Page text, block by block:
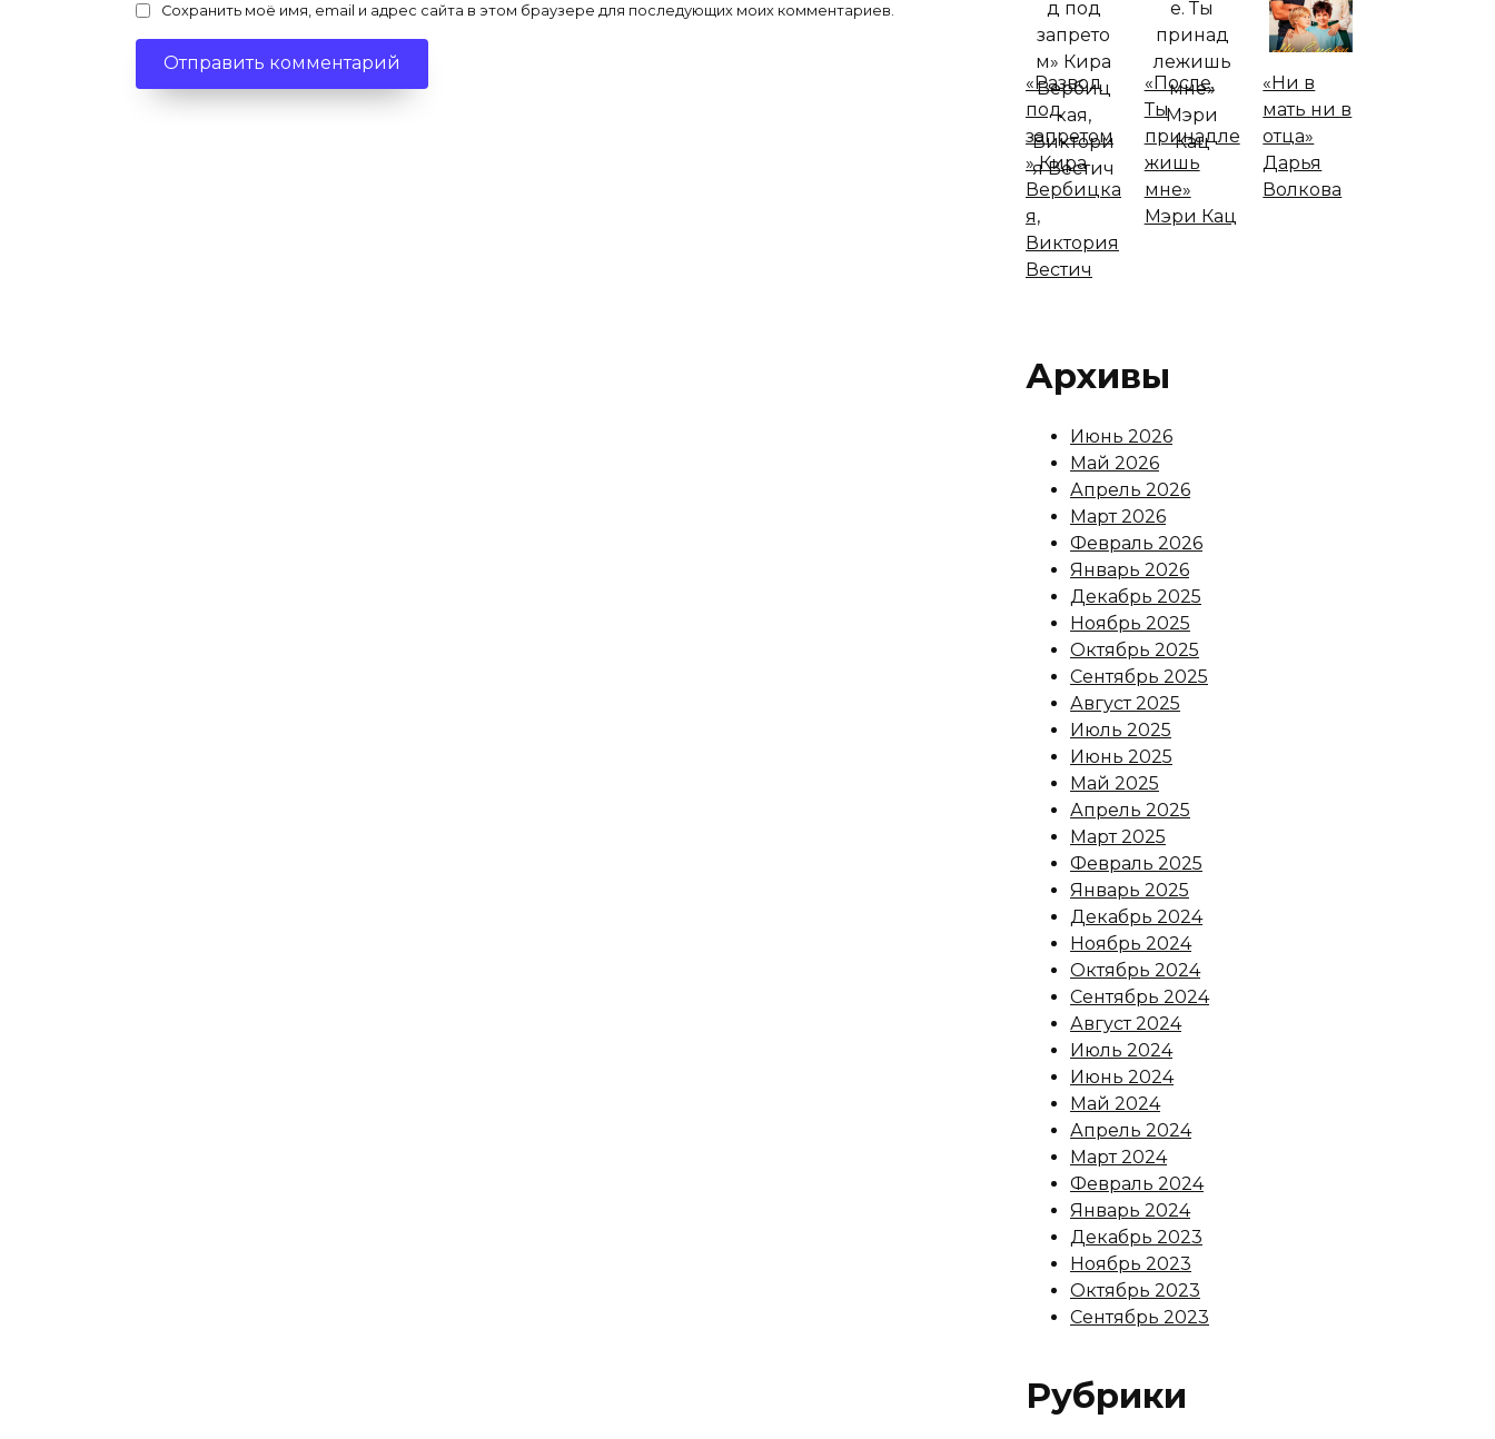
Сохранить моё имя, email и адрес сайта в этом браузере для последующих моих комментариев.
«Развод
под
запретом
» Кира
Вербицка
я,
Виктория
Вестич
«После.
Ты
принадле
жишь
мне»
Мэри Кац
«Ни в
мать ни в
отца»
Дарья
Волкова
Архивы
Июнь 2026
Май 2026
Апрель 2026
Март 2026
Февраль 2026
Январь 2026
Декабрь 2025
Ноябрь 2025
Октябрь 2025
Сентябрь 2025
Август 2025
Июль 2025
Июнь 2025
Май 2025
Апрель 2025
Март 2025
Февраль 2025
Январь 2025
Декабрь 2024
Ноябрь 2024
Октябрь 2024
Сентябрь 2024
Август 2024
Июль 2024
Июнь 2024
Май 2024
Апрель 2024
Март 2024
Февраль 2024
Январь 2024
Декабрь 2023
Ноябрь 2023
Октябрь 2023
Сентябрь 2023
Рубрики